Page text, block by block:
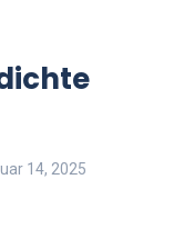
14, 2025